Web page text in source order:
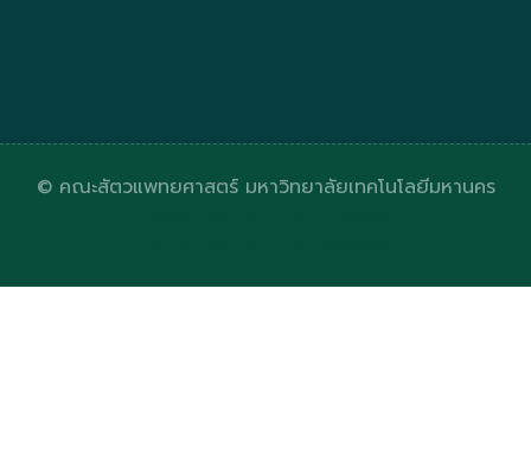
© คณะสัตวแพทยศาสตร์ มหาวิทยาลัยเทคโนโลยีมหานคร